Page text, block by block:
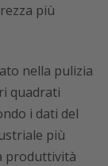
più
nella pulizia
quadrati
i dati del
più
produttività